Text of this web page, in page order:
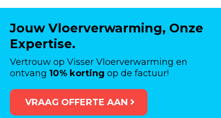
Jouw Vloerverwarming, Onze
Expertise.
Vertrouw op Visser Vloerverwarming en
ontvang 10% korting op de factuur!
VRAAG OFFERTE AAN